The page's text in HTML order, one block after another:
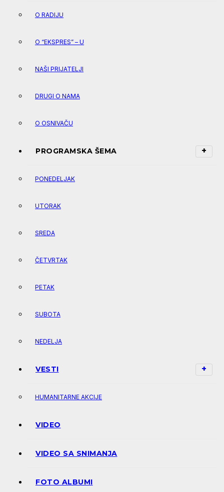
O RADIJU
O “EKSPRES” – U
NAŠI PRIJATELJI
DRUGI O NAMA
O OSNIVAČU
PROGRAMSKA ŠEMA
PONEDELJAK
UTORAK
SREDA
ČETVRTAK
PETAK
SUBOTA
NEDELJA
VESTI
HUMANITARNE AKCIJE
VIDEO
VIDEO SA SNIMANJA
FOTO ALBUMI